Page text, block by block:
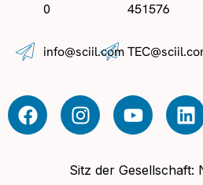
0
info@sciil.com
451576
Sitz der Gesellschaft: